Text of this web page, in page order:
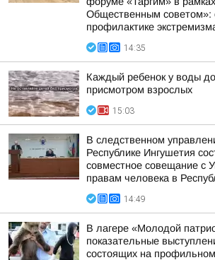
Общественным советом»:
профилактике
14:35
Каждый ребенок у воды
присмотром взрослых
15:03
В следственном
Республике Ингушетия
совместное совещание с
правам человека в
14:49
В лагере «Молодой
показательные
состоящих на